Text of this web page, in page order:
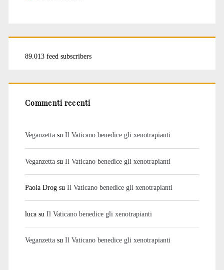
89.013 feed subscribers
Commenti recenti
Veganzettasu Il Vaticano benedice gli xenotrapianti
Veganzettasu Il Vaticano benedice gli xenotrapianti
Paola Drogsu Il Vaticano benedice gli xenotrapianti
lucasu Il Vaticano benedice gli xenotrapianti
Veganzettasu Il Vaticano benedice gli xenotrapianti